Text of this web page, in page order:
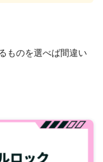
ものを選べば間違い